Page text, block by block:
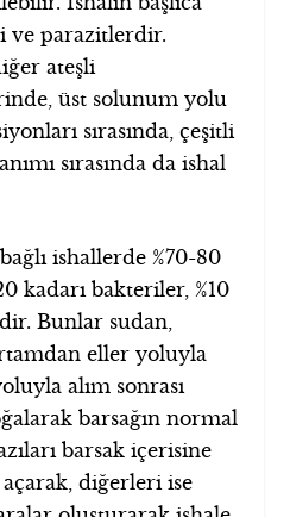
ve parazitlerdir.
ateşli
üst solunum yolu
sırasında, çeşitli
sırasında da ishal
ishallerde %70-80
kadarı bakteriler, %10
Bunlar sudan,
eller yoluyla
alım sonrası
barsağın normal
barsak içerisine
açarak, diğerleri ise